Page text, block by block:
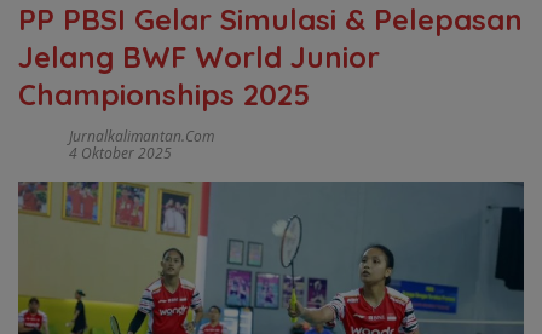
PP PBSI Gelar Simulasi & Pelepasan
Jelang BWF World Junior
Championships 2025
Jurnalkalimantan.com
4 Oktober 2025